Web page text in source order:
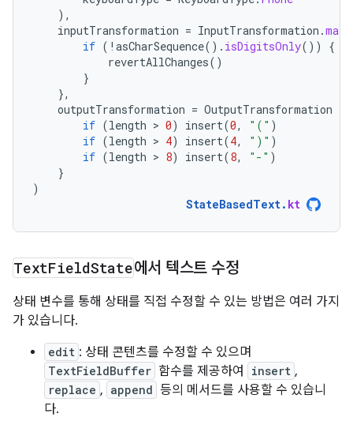
),
inputTransformation = InputTransformation .
if ( ! asCharSequence(). isDigitsOnly())
{
revertAllChanges()
}
},
outputTransformation = OutputTransformation
if (length > 0) insert(0, "(" )
if (length > 4) insert(4, ")" )
if (length > 8) insert(8, "-" )
}
)
StateBasedText. kt
TextFieldState에서 텍스트 수정
상태 변수를 통해 상태를 직접 수정할 수 있는 방법은 여러 가지
가 있습니다.
edit : 상태 콘텐츠를 수정할 수 있으며
TextFieldBuffer 함수를 제공하여 insert ,
replace , append 등의 메서드를 사용할 수 있습니
다.